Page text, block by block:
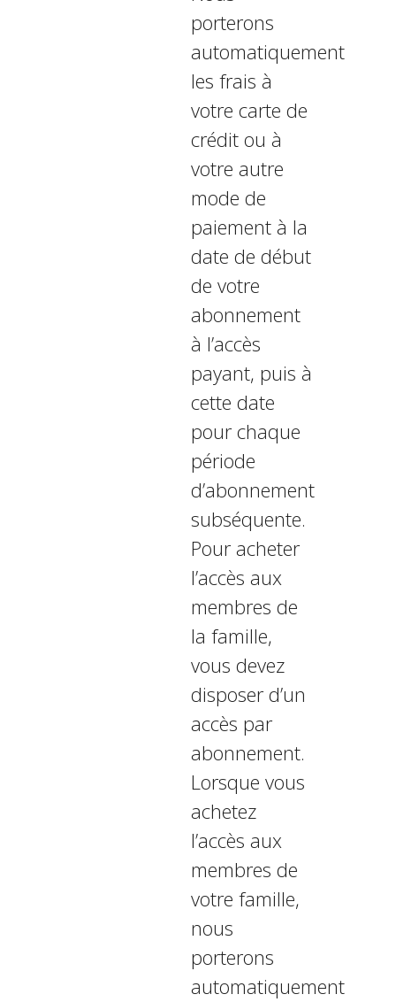
porterons
automatiquement
les frais à
votre carte de
crédit ou à
votre autre
mode de
paiement à la
date de début
de votre
abonnement
à l’accès
payant, puis à
cette date
pour chaque
période
d’abonnement
subséquente.
Pour acheter
l’accès aux
membres de
la famille,
vous devez
disposer d’un
accès par
abonnement.
Lorsque vous
achetez
l’accès aux
membres de
votre famille,
nous
porterons
automatiquement